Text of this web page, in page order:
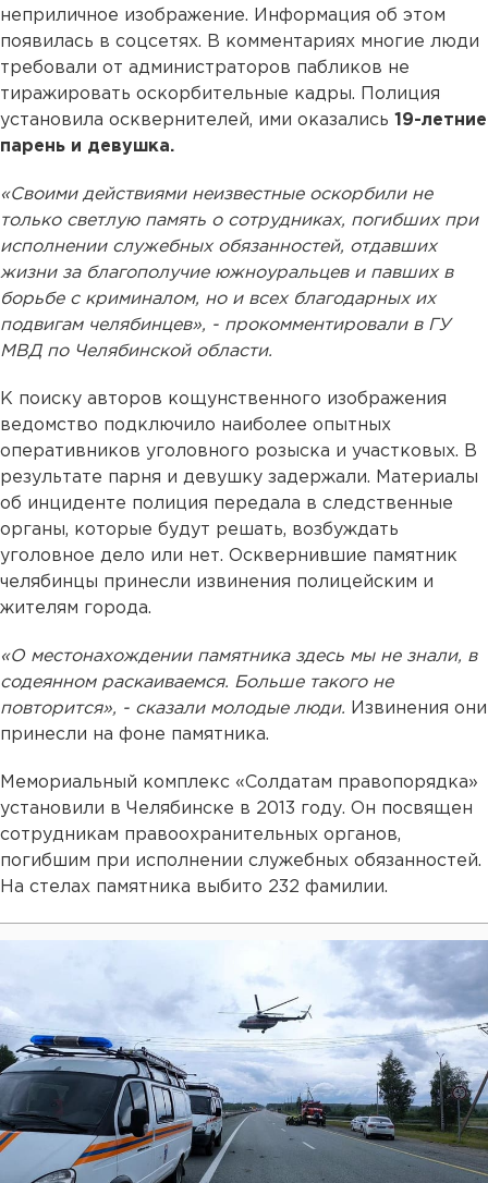
неприличное изображение. Информация об этом
появилась в соцсетях. В комментариях многие люди
требовали от администраторов пабликов не
тиражировать оскорбительные кадры. Полиция
установила осквернителей, ими оказались 19-летние
парень и девушка.
«Своими действиями неизвестные оскорбили не
только светлую память о сотрудниках, погибших при
исполнении служебных обязанностей, отдавших
жизни за благополучие южноуральцев и павших в
борьбе с криминалом, но и всех благодарных их
подвигам челябинцев», - прокомментировали в ГУ
МВД по Челябинской области.
К поиску авторов кощунственного изображения
ведомство подключило наиболее опытных
оперативников уголовного розыска и участковых. В
результате парня и девушку задержали. Материалы
об инциденте полиция передала в следственные
органы, которые будут решать, возбуждать
уголовное дело или нет. Осквернившие памятник
челябинцы принесли извинения полицейским и
жителям города.
«О местонахождении памятника здесь мы не знали, в
содеянном раскаиваемся. Больше такого не
повторится», - сказали молодые люди. Извинения они
принесли на фоне памятника.
Мемориальный комплекс «Солдатам правопорядка»
установили в Челябинске в 2013 году. Он посвящен
сотрудникам правоохранительных органов,
погибшим при исполнении служебных обязанностей.
На стелах памятника выбито 232 фамилии.